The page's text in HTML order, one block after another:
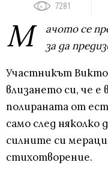
7281
М
ачото се
за да
Участникът
влизането си, че е
полираната от
само след няколко
силните си
стихотворение.